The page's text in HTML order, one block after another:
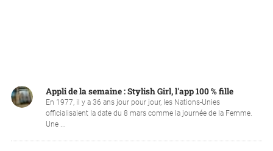
Appli de la semaine : Stylish Girl, l'app 100 % fille
En 1977, il y a 36 ans jour pour jour, les Nations-Unies
officialisaient la date du 8 mars comme la journée de la Femme.
Une ...